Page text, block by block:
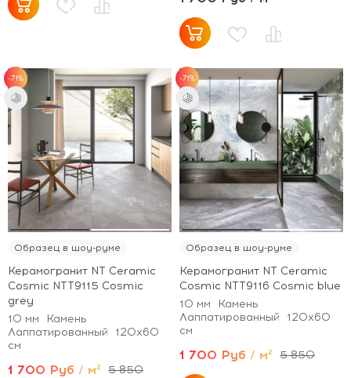
-71%
Образец в шоу-руме
Керамогранит NT Ceramic
Cosmic NTT9115 Cosmic
grey
10 мм
Камень
Лаппатированный
120x60
см
1 700 Руб / м² 5 850
-71%
Образец в шоу-руме
Керамогранит NT Ceramic
Cosmic NTT9116 Cosmic blue
10 мм
Камень
Лаппатированный
120x60
см
1 700 Руб / м² 5 850